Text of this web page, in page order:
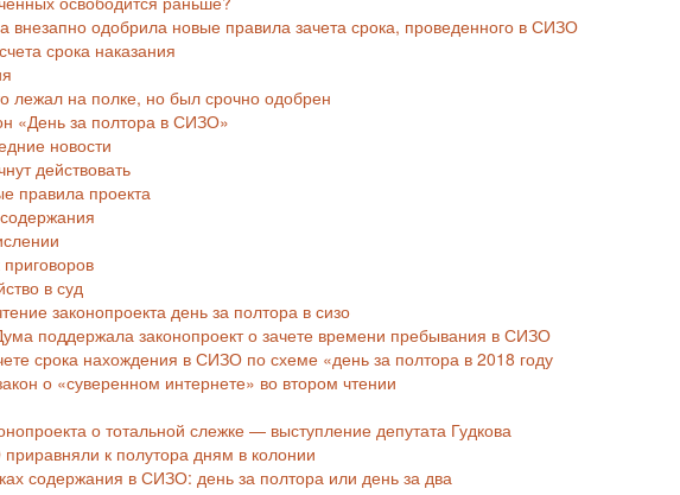
внезапно одобрила новые правила зачета срока, проведенного в СИЗО
срока наказания
лежал на полке, но был срочно одобрен
«День за полтора в СИЗО»
новости
действовать
правила проекта
в суд
законопроекта день за полтора в сизо
поддержала законопроект о зачете времени пребывания в СИЗО
срока нахождения в СИЗО по схеме «день за полтора в 2018 году
о «суверенном интернете» во втором чтении
о тотальной слежке — выступление депутата Гудкова
к полутора дням в колонии
содержания в СИЗО: день за полтора или день за два